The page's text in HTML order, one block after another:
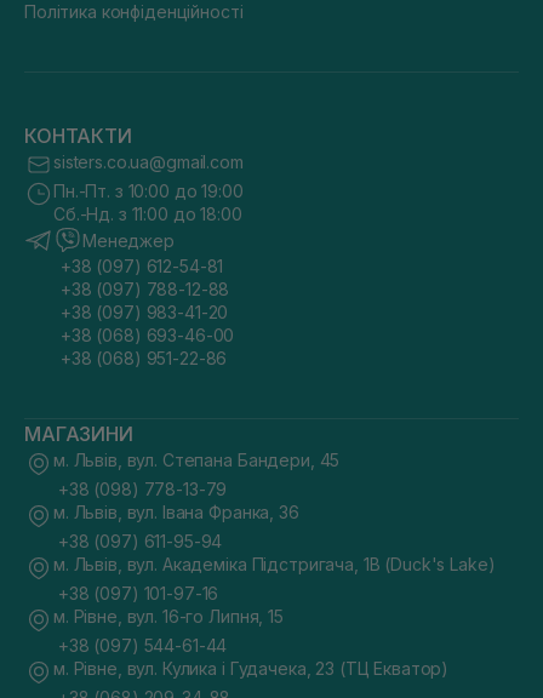
Політика конфіденційності
КОНТАКТИ
sisters.co.ua@gmail.com
Пн.-Пт. з 10:00 до 19:00
Сб.-Нд. з 11:00 до 18:00
Менеджер
+38 (097) 612-54-81
+38 (097) 788-12-88
+38 (097) 983-41-20
+38 (068) 693-46-00
+38 (068) 951-22-86
МАГАЗИНИ
м. Львів, вул. Степана Бандери, 45
+38 (098) 778-13-79
м. Львів, вул. Івана Франка, 36
+38 (097) 611-95-94
м. Львів, вул. Академіка Підстригача, 1В (Duck's Lake)
+38 (097) 101-97-16
м. Рівне, вул. 16-го Липня, 15
+38 (097) 544-61-44
м. Рівне, вул. Кулика і Гудачека, 23 (ТЦ Екватор)